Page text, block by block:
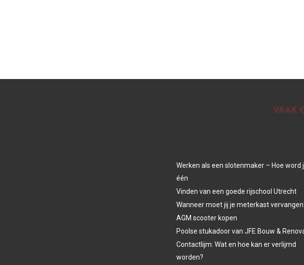
VAAK
Werken als een slotenmaker – Hoe word
één
Vinden van een goede rijschool Utrecht
Wanneer moet jij je meterkast
AGM scooter kopen
Poolse stukadoor van JFE Bouw &
Contactlijm: Wat en hoe kan er verlijmd
worden?